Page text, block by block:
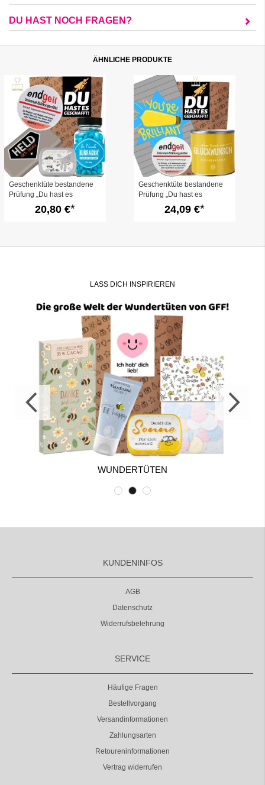
DU HAST NOCH FRAGEN?
ÄHNLICHE PRODUKTE
Geschenktüte bestandene
Prüfung „Du hast es
geschafft!“ (Set 8)
20,80 €
Geschenktüte bestandene
Prüfung „Du hast es
geschafft!“ (Set 4)
24,09 €
LASS DICH INSPIRIEREN
WUNDERTÜTEN
KUNDENINFOS
AGB
Datenschutz
Widerrufsbelehrung
SERVICE
Häufige Fragen
Bestellvorgang
Versandinformationen
Zahlungsarten
Retoureninformationen
Vertrag widerrufen